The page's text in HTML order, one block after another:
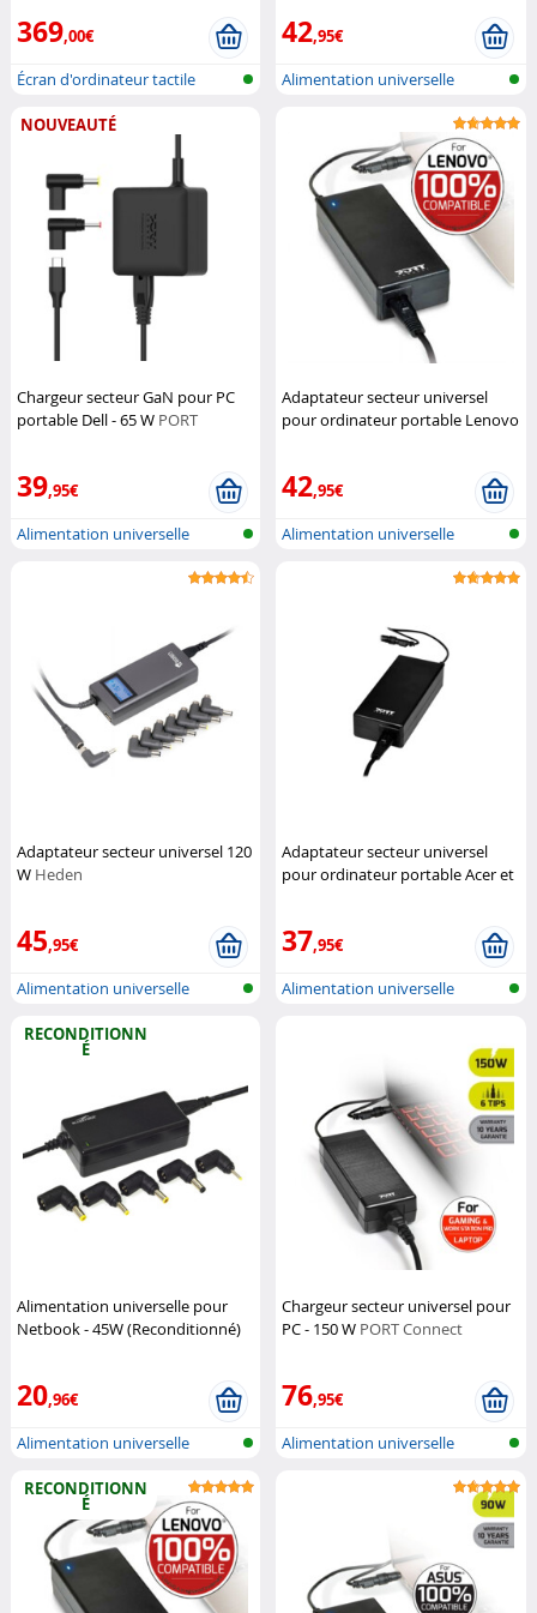
369,00€
Écran d'ordinateur tactile
42,95€
Alimentation universelle
NOUVEAUTÉ
Chargeur secteur GaN pour PC
portable Dell - 65 W PORT
39,95€
Alimentation universelle
Adaptateur secteur universel
pour ordinateur portable Lenovo
42,95€
Alimentation universelle
Adaptateur secteur universel 120
W Heden
45,95€
Alimentation universelle
Adaptateur secteur universel
pour ordinateur portable Acer et
37,95€
Alimentation universelle
RECONDITIONN
É
Alimentation universelle pour
Netbook - 45W (Reconditionné)
20,96€
Alimentation universelle
Chargeur secteur universel pour
PC - 150 W PORT Connect
76,95€
Alimentation universelle
RECONDITIONN
É